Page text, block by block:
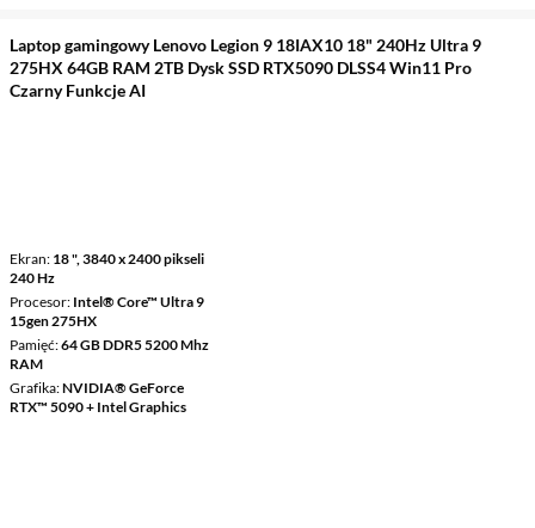
Laptop gamingowy Lenovo Legion 9 18IAX10 18" 240Hz Ultra 9
275HX 64GB RAM 2TB Dysk SSD RTX5090 DLSS4 Win11 Pro
Czarny Funkcje AI
Ekran 18 ", 3840 x 2400 pikseli
240 Hz
Procesor Intel® Core™ Ultra 9
15gen 275HX
Pamięć 64 GB DDR5 5200 Mhz
RAM
Grafika NVIDIA® GeForce
RTX™ 5090 + Intel Graphics